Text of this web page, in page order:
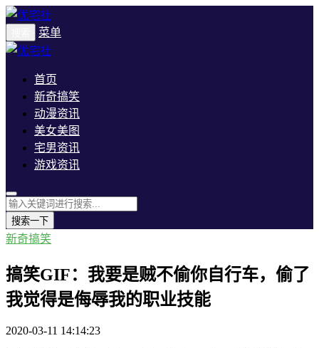
菜单
首页
新奇搞笑
动漫资讯
美女美图
宅男资讯
游戏资讯
搜索一下
新奇搞笑
搞笑GIF：我要是贼不偷你自行车，偷了
我觉得是侮辱我的职业技能
2020-03-11 14:14:23